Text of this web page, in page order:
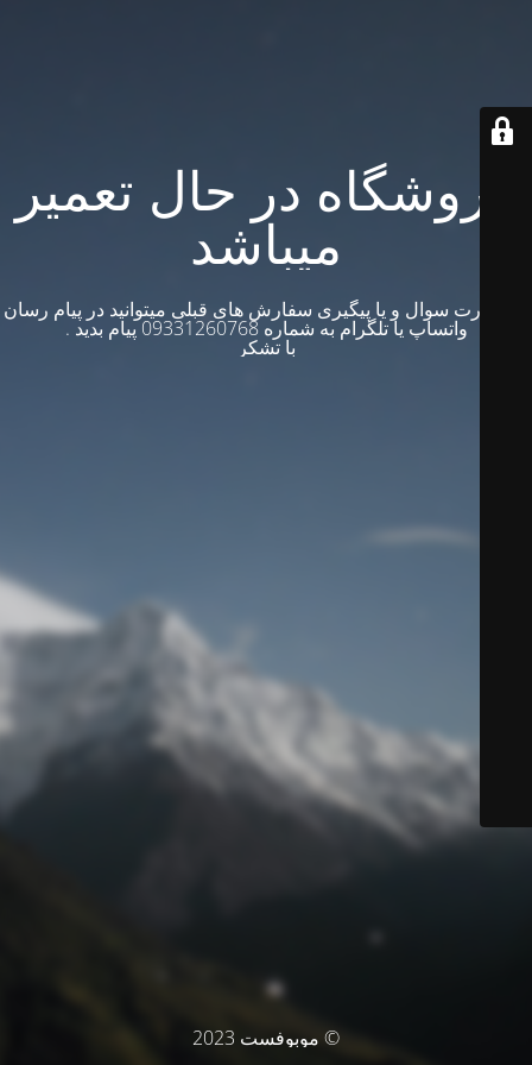
فروشگاه در حال تعمیر
میباشد
در صورت سوال و یا پیگیری سفارش های قبلی میتوانید در پیام رسان
واتساپ یا تلگرام به شماره 09331260768 پیام بدید .
با تشکر
© موبوفست 2023